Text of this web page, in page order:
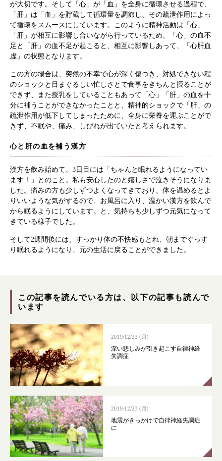
根本から身体を整えるとは
症状別 漢方の教え
漢方みず堂とは 企業情報
漢方を知る 皆様からのご質問
採用情報 オンラインショップ
が大切です。そして「心」が「血」を全身に循環させる過程で、
「肝」は「血」を貯蔵して循環量を調節し、その疏泄作用によっ
て循環をスムースにしています。このように精神活動は「心」
「肝」が相互に影響し合いながら行っているため、「心」の血不
足と「肝」の血不足が起こると、相互に影響しあって、「心肝血
虚」の状態となります。
この方の場合は、突然の不幸で心が深く傷つき、対処できない程
のショックと目まぐるしい忙しさとで食事をきちんと摂ることが
できず、また授乳をしていることもあって「心」「肝」の血を十
分に補うことができなかったことと、精神的ショックで「肝」の
疏泄作用が低下してしまったために、全身に栄養を運ぶことがで
きず、不眠や、痛み、しびれが出ていたと考えられます。
心と肝の血を補う漢方
漢方を飲み始めて、3日目には「ちゃんと眠れるようになってい
ます！」とのこと。私も安心したのと嬉しさで泣きそうになりま
した。痛みの方も少しずつよくなってきており、体を温めるとよ
りいいような気がするので、お風呂に入り、温かい漢方を飲んで
から眠るようにしています。と、気持ちも少しずつ元気になって
きている様子でした。
そして2週間後には、すっかり体の不快感もとれ、朝までぐっす
り眠れるようになり、元の生活に戻ることができました。
この記事を読んでいる方は、以下の記事も読んで
います
2019/12/23 (月)
深い悲しみが引き起こす自律神経
失調症
2019/12/23 (月)
地震がきっかけで自律神経失調症
に